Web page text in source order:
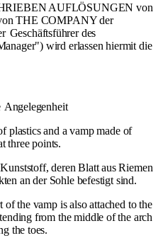
AUFLÖSUNGEN von
THE COMPANY der
Geschäftsführer des
wird erlassen hiermit die
Angelegenheit
plastics and a vamp made of
three points.
deren Blatt aus Riemen
an der Sohle befestigt sind.
the vamp is also attached to the
from the middle of the arch
the toes.